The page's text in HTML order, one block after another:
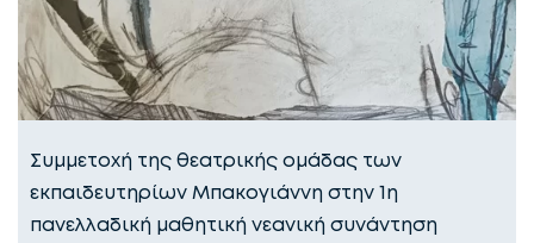
Συμμετοχή της θεατρικής ομάδας των
εκπαιδευτηρίων Μπακογιάννη στην 1η
πανελλαδική μαθητική νεανική συνάντηση